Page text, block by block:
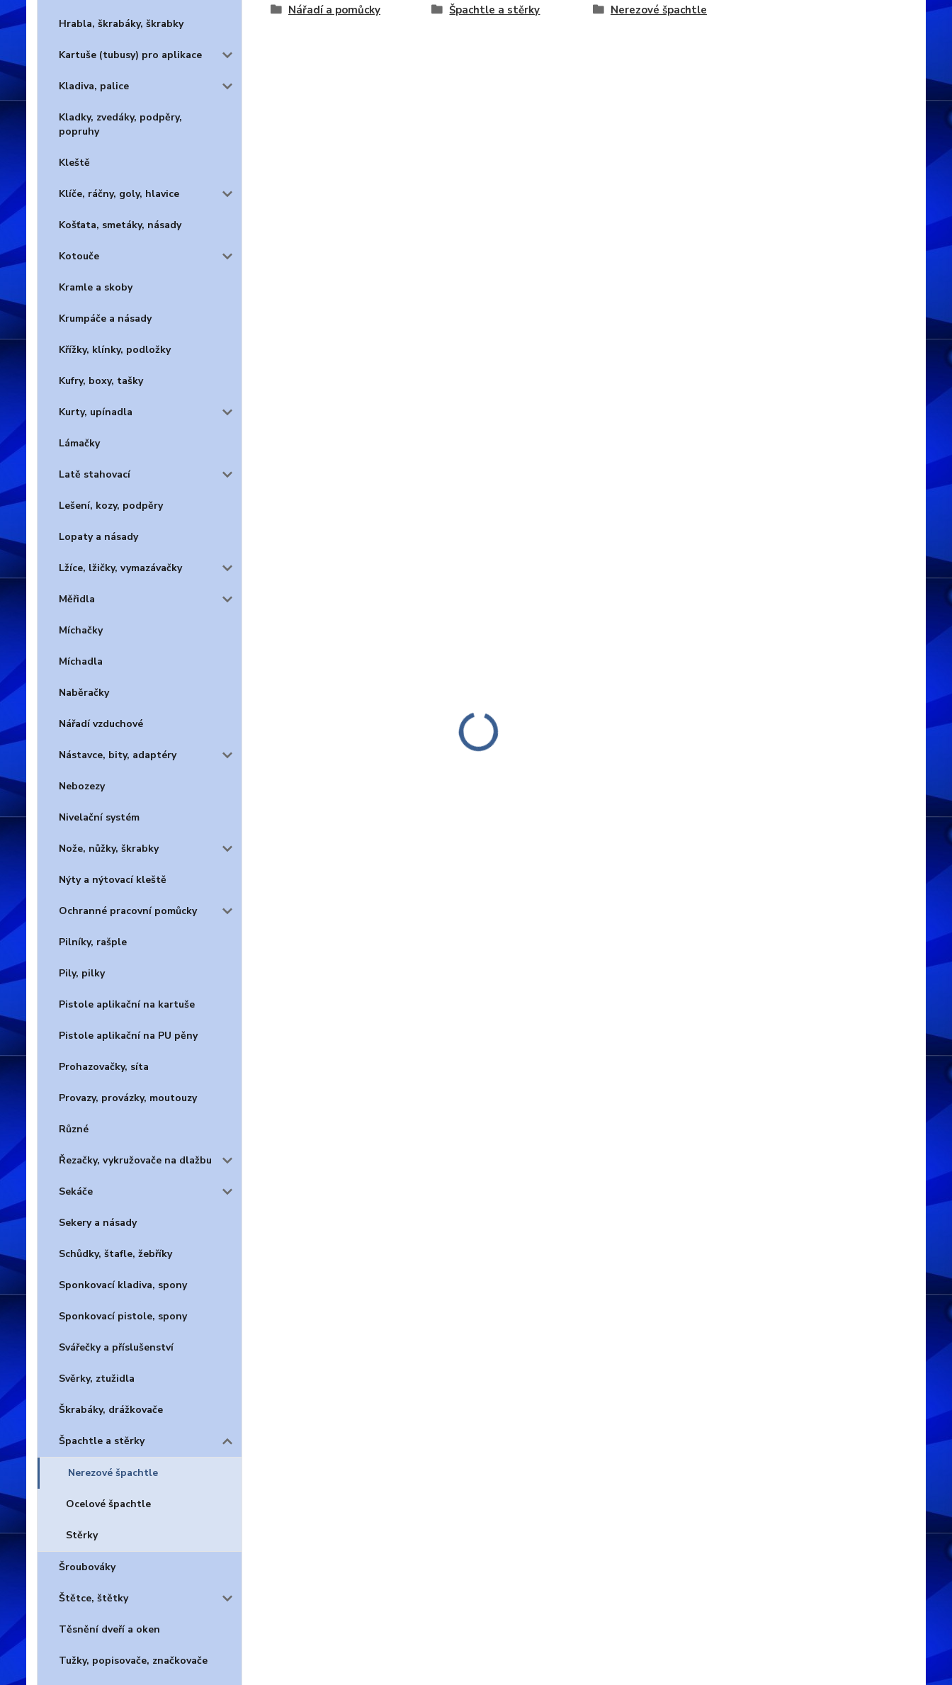
Hrabla, škrabáky, škrabky
Kartuše (tubusy) pro aplikace
Kladiva, palice
Kladky, zvedáky, podpěry,
popruhy
Kleště
Klíče, ráčny, goly, hlavice
Košťata, smetáky, násady
Kotouče
Kramle a skoby
Krumpáče a násady
Křížky, klínky, podložky
Kufry, boxy, tašky
Kurty, upínadla
Lámačky
Latě stahovací
Lešení, kozy, podpěry
Lopaty a násady
Lžíce, lžičky, vymazávačky
Měřidla
Míchačky
Míchadla
Naběračky
Nářadí vzduchové
Nástavce, bity, adaptéry
Nebozezy
Nivelační systém
Nože, nůžky, škrabky
Nýty a nýtovací kleště
Ochranné pracovní pomůcky
Pilníky, rašple
Pily, pilky
Pistole aplikační na kartuše
Pistole aplikační na PU pěny
Prohazovačky, síta
Provazy, provázky, moutouzy
Různé
Řezačky, vykružovače na dlažbu
Sekáče
Sekery a násady
Schůdky, štafle, žebříky
Sponkovací kladiva, spony
Sponkovací pistole, spony
Svářečky a příslušenství
Svěrky, ztužidla
Škrabáky, drážkovače
Špachtle a stěrky
Nerezové špachtle
Ocelové špachtle
Stěrky
Šroubováky
Štětce, štětky
Těsnění dveří a oken
Tužky, popisovače, značkovače
Nářadí a pomůcky Špachtle a stěrky Nerezové špachtle